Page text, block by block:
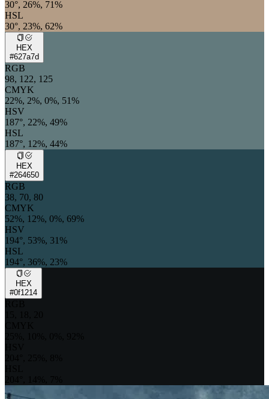
30°, 26%, 71%
HSL
30°, 23%, 62%
HEX
#627a7d
RGB
98, 122, 125
CMYK
22%, 2%, 0%, 51%
HSV
187°, 22%, 49%
HSL
187°, 12%, 44%
HEX
#264650
RGB
38, 70, 80
CMYK
52%, 12%, 0%, 69%
HSV
194°, 53%, 31%
HSL
194°, 36%, 23%
HEX
#0f1214